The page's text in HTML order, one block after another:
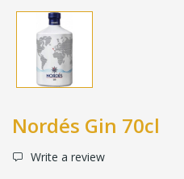
Nordés Gin 70cl
Write a review